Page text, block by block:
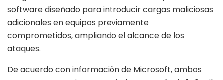
software diseñado para introducir cargas maliciosas
adicionales en equipos previamente
comprometidos, ampliando el alcance de los
ataques.
De acuerdo con información de Microsoft, ambos